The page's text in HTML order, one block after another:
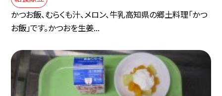
かつお飯、むらくも汁、メロン、牛乳高知県の郷土料理「かつ
お飯」です。かつおを生姜...